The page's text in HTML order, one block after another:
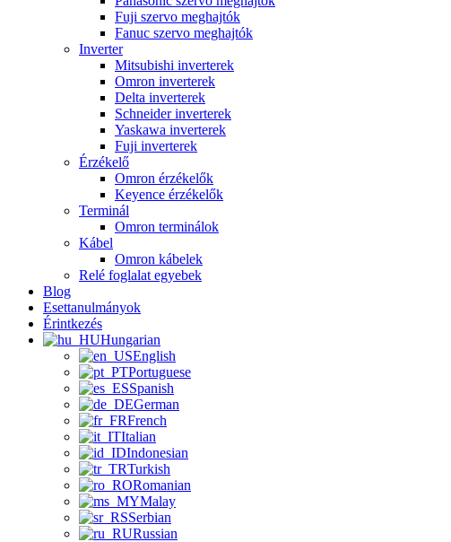
Fuji szervo meghajtók
Fanuc szervo meghajtók
Inverter
Mitsubishi inverterek
Omron inverterek
Delta inverterek
Schneider inverterek
Yaskawa inverterek
Fuji inverterek
Érzékelő
Omron érzékelők
Keyence érzékelők
Terminál
Omron terminálok
Kábel
Omron kábelek
Relé foglalat egyebek
Blog
Esettanulmányok
Érintkezés
Hungarian
English
Portuguese
Spanish
German
French
Italian
Indonesian
Turkish
Romanian
Malay
Serbian
Russian